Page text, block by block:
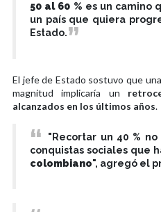
50 al 60 % es un camino
un país que quiera
Estado.
El jefe de Estado sostuvo que
magnitud implicaría un
alcanzados en los últimos años.
"Recortar un 40 %
conquistas sociales que
colombiano", agregó el